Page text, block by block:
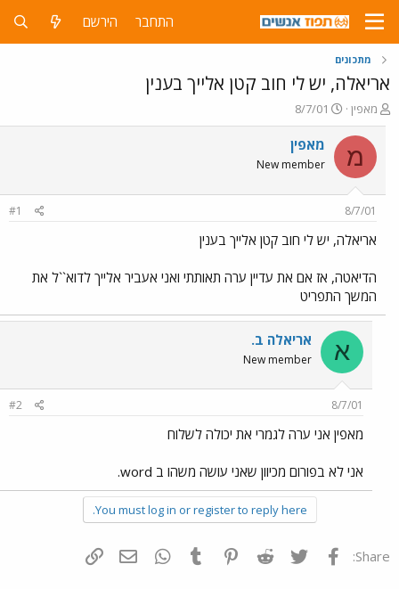
התחבר הירשם
מתכונים
אריאלה, יש לי חוב קטן אלייך בענין
פ
ו
ת
ח
ה
ש
א
מאפין
פ
ו
ר
ר
8/7/01
מ מאפין
New member
8/7/01
#1
אריאלה, יש לי חוב קטן אלייך בענין
הדיאטה, אז אם את עדיין ערה תאותתי ואני אעביר אלייך לדוא``ל את
המשך התפריט
א אריאלה ב.
New member
8/7/01
#2
מאפין אני ערה לגמרי את יכולה לשלוח
אני לא בפורום מכיוון שאני עושה משהו ב word.
You must log in or register to reply here.
Share: פייסבוק Twitter
Reddit
Pinterest
Tumblr
WhatsAppדואר אלקטרוני